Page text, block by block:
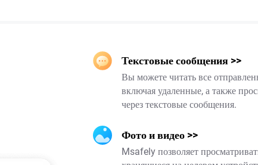
Текстовые сообщения >>
Вы можете читать все
включая удаленные, а также
через текстовые сообщения.
Фото и видео >>
Msafely позволяет